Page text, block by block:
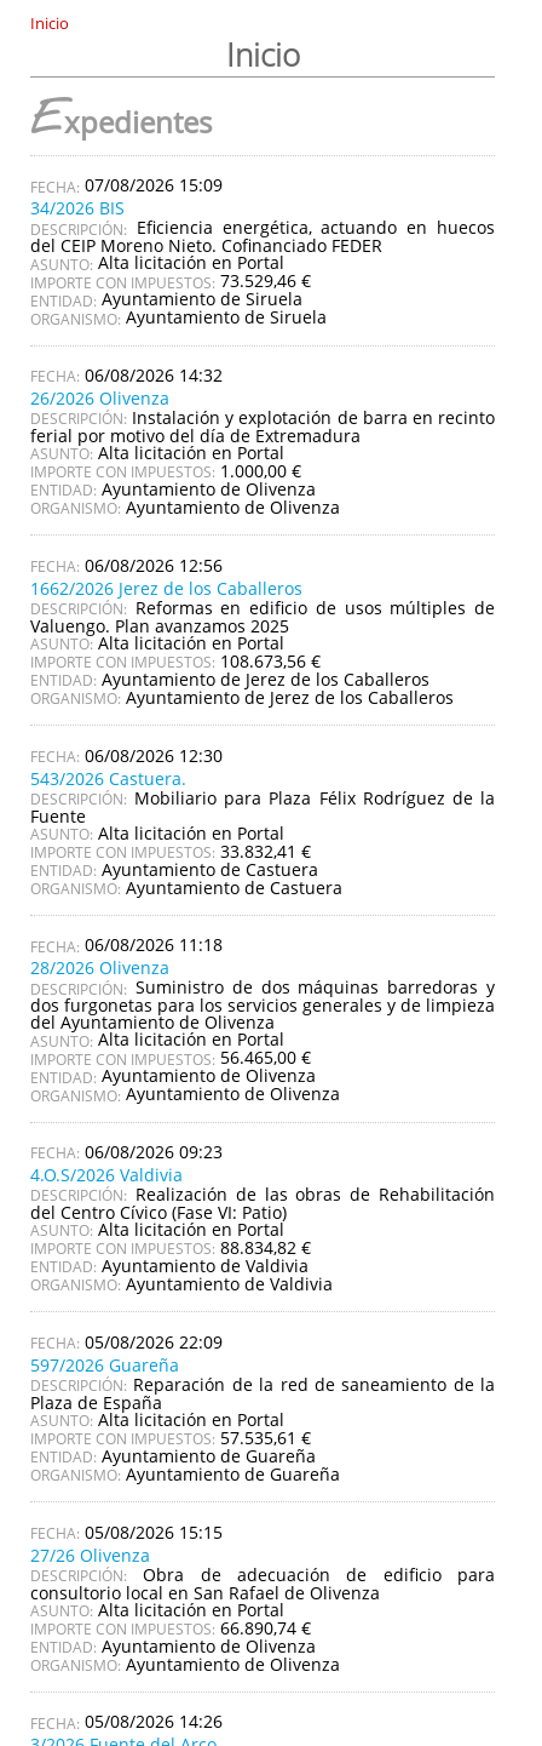
Inicio
Inicio
Expedientes
07/08/2026 15:09
34/2026 BIS
DESCRIPCIÓN: Eficiencia energética, actuando en huecos
del CEIP Moreno Nieto. Cofinanciado FEDER
ASUNTO: Alta licitación en Portal
IMPORTE CON IMPUESTOS: 73.529,46 €
ENTIDAD: Ayuntamiento de Siruela
ORGANISMO: Ayuntamiento de Siruela
06/08/2026 14:32
26/2026 Olivenza
DESCRIPCIÓN: Instalación y explotación de barra en recinto
ferial por motivo del día de Extremadura
ASUNTO: Alta licitación en Portal
IMPORTE CON IMPUESTOS: 1.000,00 €
ENTIDAD: Ayuntamiento de Olivenza
ORGANISMO: Ayuntamiento de Olivenza
06/08/2026 12:56
1662/2026 Jerez de los Caballeros
DESCRIPCIÓN: Reformas en edificio de usos múltiples de
Valuengo. Plan avanzamos 2025
ASUNTO: Alta licitación en Portal
IMPORTE CON IMPUESTOS: 108.673,56 €
ENTIDAD: Ayuntamiento de Jerez de los Caballeros
ORGANISMO: Ayuntamiento de Jerez de los Caballeros
06/08/2026 12:30
543/2026 Castuera.
DESCRIPCIÓN: Mobiliario para Plaza Félix Rodríguez de la
Fuente
ASUNTO: Alta licitación en Portal
IMPORTE CON IMPUESTOS: 33.832,41 €
ENTIDAD: Ayuntamiento de Castuera
ORGANISMO: Ayuntamiento de Castuera
06/08/2026 11:18
28/2026 Olivenza
DESCRIPCIÓN: Suministro de dos máquinas barredoras y
dos furgonetas para los servicios generales y de limpieza
del Ayuntamiento de Olivenza
ASUNTO: Alta licitación en Portal
IMPORTE CON IMPUESTOS: 56.465,00 €
ENTIDAD: Ayuntamiento de Olivenza
ORGANISMO: Ayuntamiento de Olivenza
06/08/2026 09:23
4.O.S/2026 Valdivia
DESCRIPCIÓN: Realización de las obras de Rehabilitación
del Centro Cívico (Fase VI: Patio)
ASUNTO: Alta licitación en Portal
IMPORTE CON IMPUESTOS: 88.834,82 €
ENTIDAD: Ayuntamiento de Valdivia
ORGANISMO: Ayuntamiento de Valdivia
05/08/2026 22:09
597/2026 Guareña
DESCRIPCIÓN: Reparación de la red de saneamiento de la
Plaza de España
ASUNTO: Alta licitación en Portal
IMPORTE CON IMPUESTOS: 57.535,61 €
ENTIDAD: Ayuntamiento de Guareña
ORGANISMO: Ayuntamiento de Guareña
05/08/2026 15:15
27/26 Olivenza
DESCRIPCIÓN: Obra de adecuación de edificio para
consultorio local en San Rafael de Olivenza
ASUNTO: Alta licitación en Portal
IMPORTE CON IMPUESTOS: 66.890,74 €
ENTIDAD: Ayuntamiento de Olivenza
ORGANISMO: Ayuntamiento de Olivenza
05/08/2026 14:26